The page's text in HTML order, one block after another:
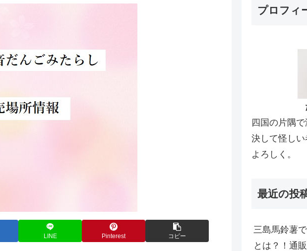
LINE Pinterest コピー
プロフィ
四国の片隅で
決して怪しい
よろしく。
最近の投
三島馬鈴薯
とは？！通